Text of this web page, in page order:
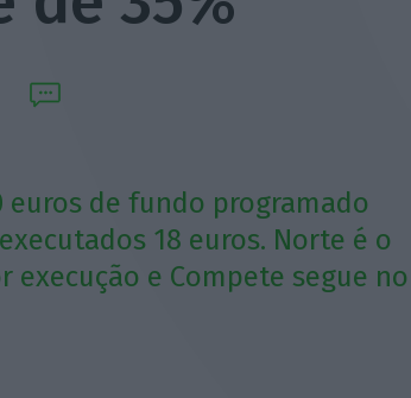
de fundo programado
18 euros. Norte é o
e Compete segue no